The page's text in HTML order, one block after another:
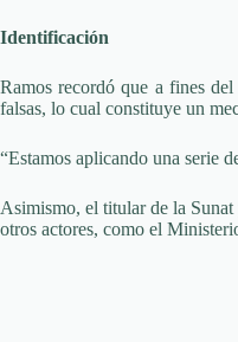
Identificación
Ramos recordó que a fines
falsas, lo cual constituye un
“Estamos aplicando una serie
Asimismo, el titular de la
otros actores, como el